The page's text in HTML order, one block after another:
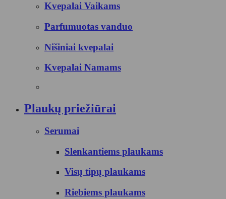
Kvepalai Vaikams
Parfumuotas vanduo
Nišiniai kvepalai
Kvepalai Namams
Plaukų priežiūrai
Serumai
Slenkantiems plaukams
Visų tipų plaukams
Riebiems plaukams